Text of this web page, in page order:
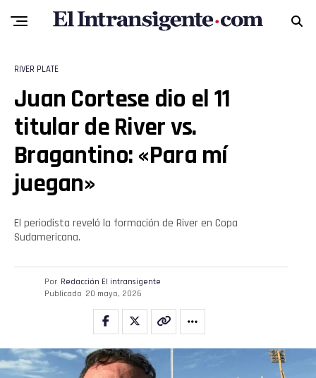
RIVER PLATE
Juan Cortese dio el 11
titular de River vs.
Bragantino: «Para mí
juegan»
El periodista reveló la formación de River en Copa
Sudamericana.
Por Redacción El intransigente
Publicado 20 mayo, 2026
Flipboard
Reddit
Email